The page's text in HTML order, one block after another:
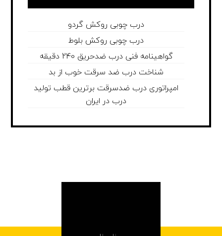
درب چوبی روکش گردو
درب چوبی روکش بلوط
گواهینامه فنی درب ضدحریق 240 دقیقه
شناخت درب ضد سرقت خوب از بد
امپراتوری درب ضدسرقت برترین قطب تولید
درب در ایران